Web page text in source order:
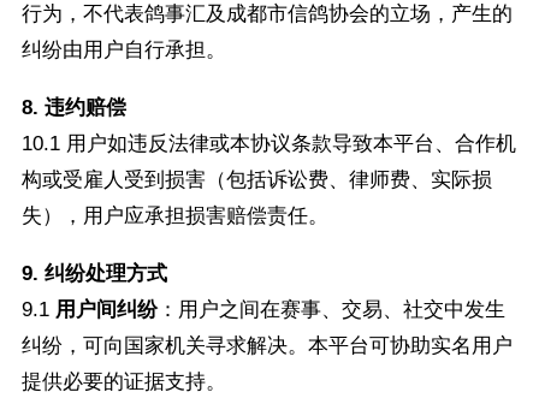
行为，不代表鸽事汇及成都市信鸽协会的立场，产生的
纠纷由用户自行承担。
8. 违约赔偿
10.1 用户如违反法律或本协议条款导致本平台、合作机
构或受雇人受到损害（包括诉讼费、律师费、实际损
失），用户应承担损害赔偿责任。
9. 纠纷处理方式
9.1 用户间纠纷：用户之间在赛事、交易、社交中发生
纠纷，可向国家机关寻求解决。本平台可协助实名用户
提供必要的证据支持。